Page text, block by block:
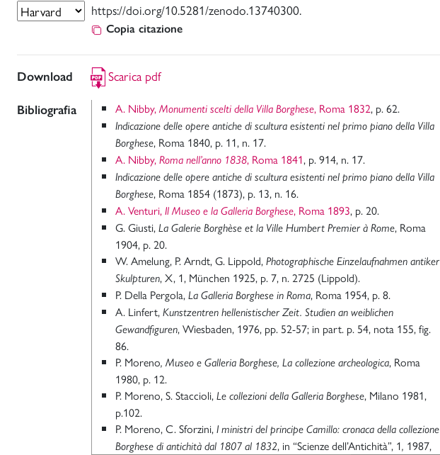
https://doi.org/10.5281/zenodo.13740300.
Copia citazione
Download Scarica pdf
Bibliografia A. Nibby, Monumenti scelti della Villa Borghese, Roma 1832, p. 62.
Indicazione delle opere antiche di scultura esistenti nel primo piano della Villa
Borghese, Roma 1840, p. 11, n. 17.
A. Nibby, Roma nell’anno 1838, Roma 1841, p. 914, n. 17.
Indicazione delle opere antiche di scultura esistenti nel primo piano della Villa
Borghese, Roma 1854 (1873), p. 13, n. 16.
A. Venturi, Il Museo e la Galleria Borghese, Roma 1893, p. 20.
G. Giusti, La Galerie Borghèse et la Ville Humbert Premier à Rome, Roma
1904, p. 20.
W. Amelung, P. Arndt, G. Lippold, Photographische Einzelaufnahmen antiker
Skulpturen, X, 1, München 1925, p. 7, n. 2725 (Lippold).
P. Della Pergola, La Galleria Borghese in Roma, Roma 1954, p. 8.
A. Linfert, Kunstzentren hellenistischer Zeit. Studien an weiblichen
Gewandfiguren, Wiesbaden, 1976, pp. 52-57; in part. p. 54, nota 155, fig.
86.
P. Moreno, Museo e Galleria Borghese, La collezione archeologica, Roma
1980, p. 12.
P. Moreno, S. Staccioli, Le collezioni della Galleria Borghese, Milano 1981,
p.102.
P. Moreno, C. Sforzini, I ministri del principe Camillo: cronaca della collezione
Borghese di antichità dal 1807 al 1832, in “Scienze dell’Antichità”, 1, 1987,